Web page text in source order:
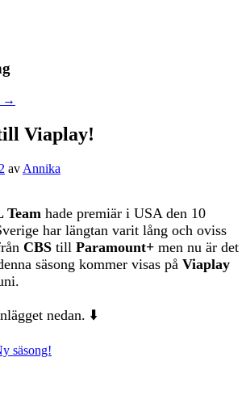
→
Viaplay!
av Annika
Team hade premiär i USA den 10
har längtan varit lång och oviss
CBS till Paramount+ men nu är det
säsong kommer visas på Viaplay
nedan. ⬇️
säsong!